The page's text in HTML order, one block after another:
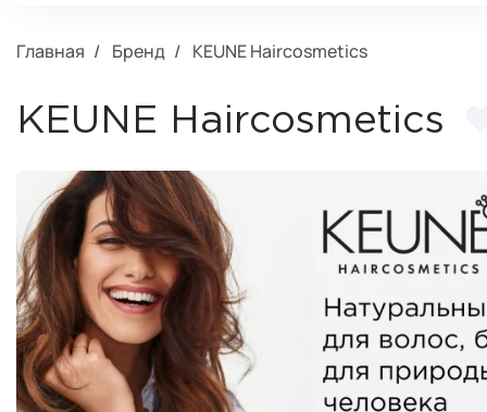
Главная Бренд KEUNE Haircosmetics
KEUNE Haircosmetics